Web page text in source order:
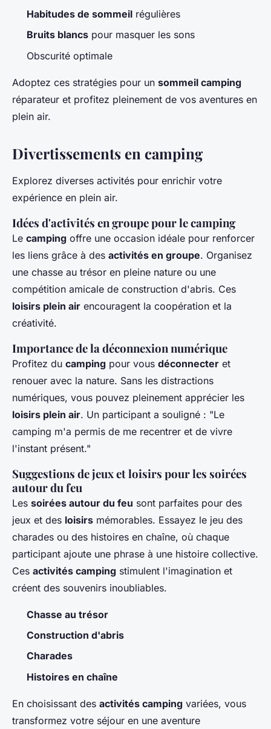
Habitudes de sommeil régulières
Bruits blancs pour masquer les sons
Obscurité optimale
Adoptez ces stratégies pour un sommeil camping
réparateur et profitez pleinement de vos aventures en
plein air.
Divertissements en camping
Explorez diverses activités pour enrichir votre
expérience en plein air.
Idées d'activités en groupe pour le camping
Le camping offre une occasion idéale pour renforcer
les liens grâce à des activités en groupe. Organisez
une chasse au trésor en pleine nature ou une
compétition amicale de construction d'abris. Ces
loisirs plein air encouragent la coopération et la
créativité.
Importance de la déconnexion numérique
Profitez du camping pour vous déconnecter et
renouer avec la nature. Sans les distractions
numériques, vous pouvez pleinement apprécier les
loisirs plein air. Un participant a souligné : "Le
camping m'a permis de me recentrer et de vivre
l'instant présent."
Suggestions de jeux et loisirs pour les soirées
autour du feu
Les soirées autour du feu sont parfaites pour des
jeux et des loisirs mémorables. Essayez le jeu des
charades ou des histoires en chaîne, où chaque
participant ajoute une phrase à une histoire collective.
Ces activités camping stimulent l'imagination et
créent des souvenirs inoubliables.
Chasse au trésor
Construction d'abris
Charades
Histoires en chaîne
En choisissant des activités camping variées, vous
transformez votre séjour en une aventure